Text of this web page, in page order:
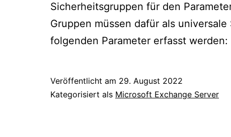
Sicherheitsgruppen für den
Gruppen müssen dafür als
folgenden Parameter erfasst
Veröffentlicht am 29. August 2022
Kategorisiert als Microsoft Exchange Server